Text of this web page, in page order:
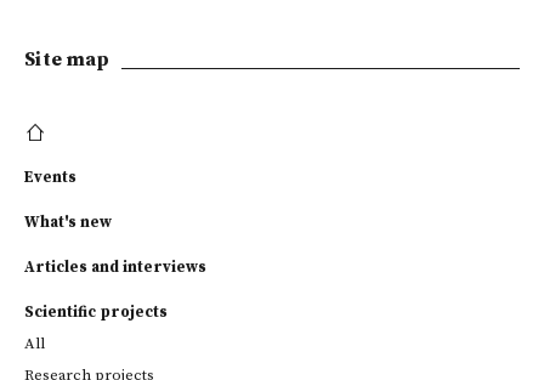
Site map
Events
What's new
Articles and interviews
Scientific projects
All
Research projects